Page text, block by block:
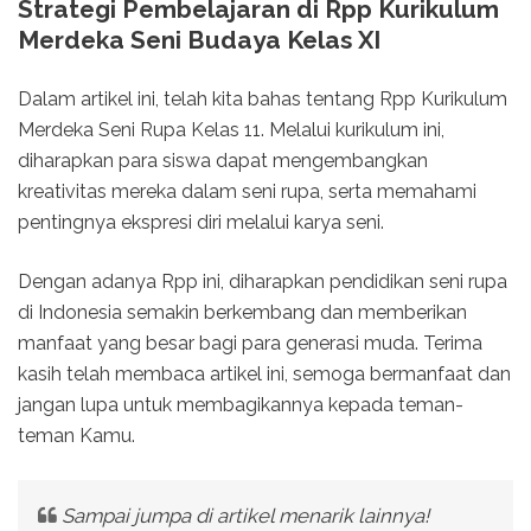
Strategi Pembelajaran di Rpp Kurikulum
Merdeka Seni Budaya Kelas XI
Dalam artikel ini, telah kita bahas tentang Rpp Kurikulum
Merdeka Seni Rupa Kelas 11. Melalui kurikulum ini,
diharapkan para siswa dapat mengembangkan
kreativitas mereka dalam seni rupa, serta memahami
pentingnya ekspresi diri melalui karya seni.
Dengan adanya Rpp ini, diharapkan pendidikan seni rupa
di Indonesia semakin berkembang dan memberikan
manfaat yang besar bagi para generasi muda. Terima
kasih telah membaca artikel ini, semoga bermanfaat dan
jangan lupa untuk membagikannya kepada teman-
teman Kamu.
Sampai jumpa di artikel menarik lainnya!